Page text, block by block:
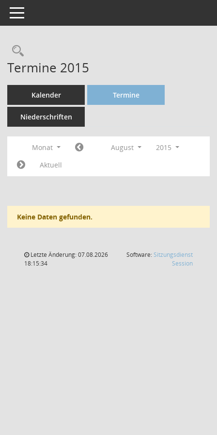
Toggle navigation
Termine 2015
Kalender Termine
Niederschriften
Monat August
2015
Aktuell
Keine Daten gefunden.
Letzte Änderung: 07.08.2026
18:15:34
Software: Sitzungsdienst
Session(Wird in